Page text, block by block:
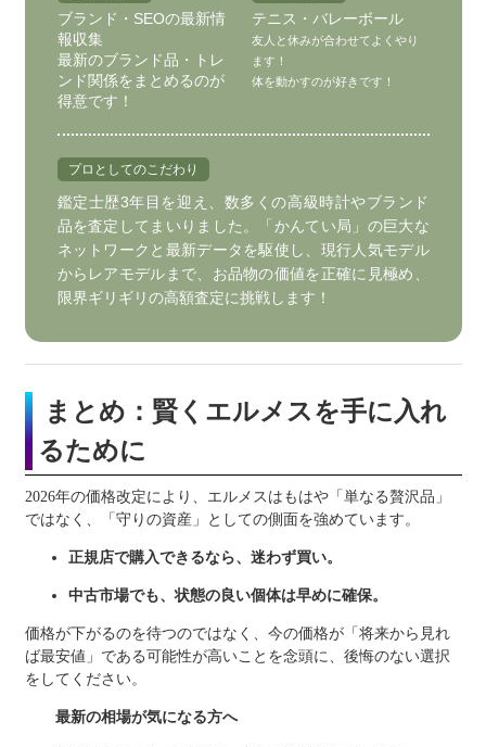
ブランド・SEOの最新情
報収集
最新のブランド品・トレ
ンド関係をまとめるのが
得意です！
テニス・バレーボール
友人と休みが合わせてよくやり
ます！
体を動かすのが好きです！
プロとしてのこだわり
鑑定士歴3年目を迎え、数多くの高級時計やブランド
品を査定してまいりました。「かんてい局」の巨大な
ネットワークと最新データを駆使し、現行人気モデル
からレアモデルまで、お品物の価値を正確に見極め、
限界ギリギリの高額査定に挑戦します！
まとめ：賢くエルメスを手に入れ
るために
2026年の価格改定により、エルメスはもはや「単なる贅沢品」
ではなく、「守りの資産」としての側面を強めています。
正規店で購入できるなら、迷わず買い。
中古市場でも、状態の良い個体は早めに確保。
価格が下がるのを待つのではなく、今の価格が「将来から見れ
ば最安値」である可能性が高いことを念頭に、後悔のない選択
をしてください。
最新の相場が気になる方へ